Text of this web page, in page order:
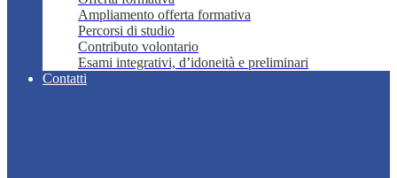
Ampliamento offerta formativa
Percorsi di studio
Contributo volontario
Esami integrativi, d’idoneità e preliminari
Contatti